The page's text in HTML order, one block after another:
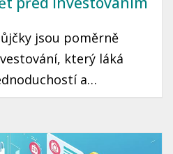
jsou poměrně
který láká
a
Předtím, než se
vás provede hlavními